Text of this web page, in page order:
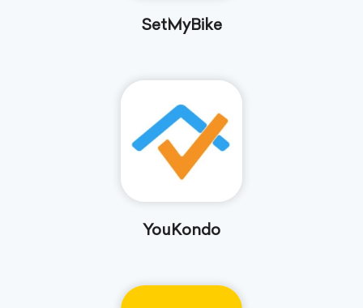
SetMyBike
YouKondo